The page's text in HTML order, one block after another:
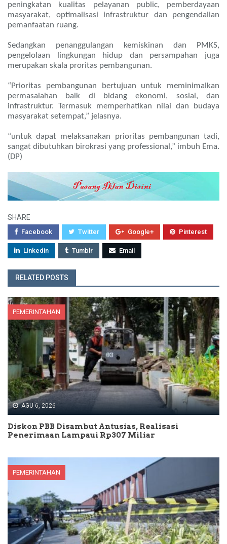
peningkatan kualitas pelayanan public, pemberdayaan
masyarakat, optimalisasi infrastruktur dan pengendalian
pemanfaatan ruang.
Sedangkan penanggulangan kemiskinan dan PMKS,
pengelolaan lingkungan hidup dan persampahan juga
merupakan skala proritas pembangunan.
“Prioritas pembangunan bertujuan untuk meminimalkan
permasalahan baik di bidang ekonomi, sosial, dan
infrastruktur. Termasuk memperhatikan nilai dan budaya
masyarakat setempat,” jelasnya.
“untuk dapat melaksanakan prioritas pembangunan tadi,
sangat dibutuhkan birokrasi yang professional,” imbuh Ema.
(DP)
SHARE
Facebook Twitter Google+ Pinterest
Linkedin Tumblr Email
RELATED POSTS
PEMERINTAHAN
AGU 6, 2026
Diskon PBB Disambut Antusias, Realisasi
Penerimaan Lampaui Rp307 Miliar
PEMERINTAHAN